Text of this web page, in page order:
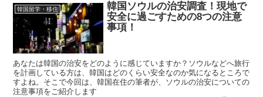
韓国留学・移住
韓国ソウルの治安調査！現地で
安全に過ごすための8つの注意
事項！
あなたは韓国の治安をどのように感じていますか？ソウルなどへ旅行
を計画している方は、韓国はどのくらい安全なのか気になるところで
すよね。そこで今回は、韓国在住の筆者が、ソウルの治安についての
注意事項をご紹介します